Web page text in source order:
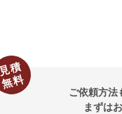
ご依頼方法
まずは
積
無料